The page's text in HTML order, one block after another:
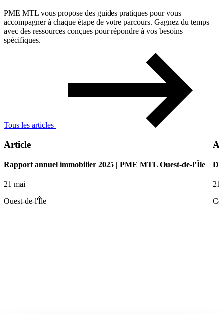
PME MTL vous propose des guides pratiques pour vous
accompagner à chaque étape de votre parcours. Gagnez du temps
avec des ressources conçues pour répondre à vos besoins
spécifiques.
Tous les articles
Article
Rapport annuel immobilier 2025 | PME MTL Ouest-de-l’Île
21 mai
Ouest-de-l'Île
21